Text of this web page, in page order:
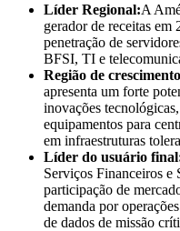
Líder Regional:A
gerador de receitas em
penetração de
BFSI, TI e
Região de
apresenta um forte
inovações
equipamentos para
em infraestruturas
Líder do usuário
Serviços Financeiros e
participação de
demanda por
de dados de missão